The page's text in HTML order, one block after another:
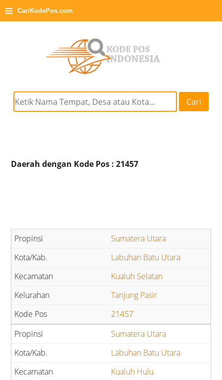
≡ CariKodePos.com
Cari
Daerah dengan Kode Pos : 21457
Sumatera Utara
Labuhan Batu Utara
Kualuh Selatan
Tanjung Pasir
21457
Sumatera Utara
Labuhan Batu Utara
Kualuh Hulu